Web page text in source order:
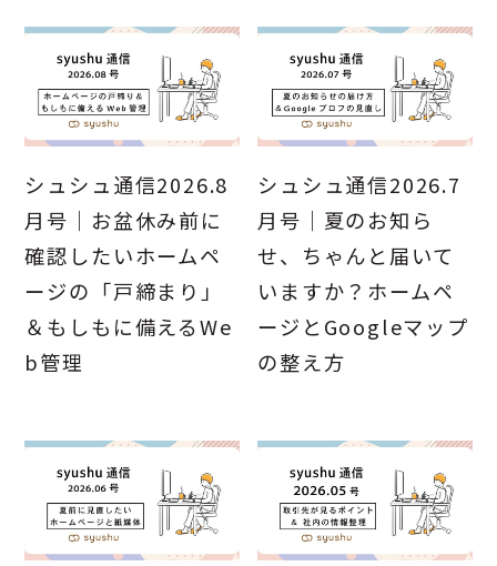
シュシュ通信2026.8
月号｜お盆休み前に
確認したいホームペ
ージの「戸締まり」
＆もしもに備えるWe
b管理
シュシュ通信2026.7
月号｜夏のお知ら
せ、ちゃんと届いて
いますか？ホームペ
ージとGoogleマップ
の整え方